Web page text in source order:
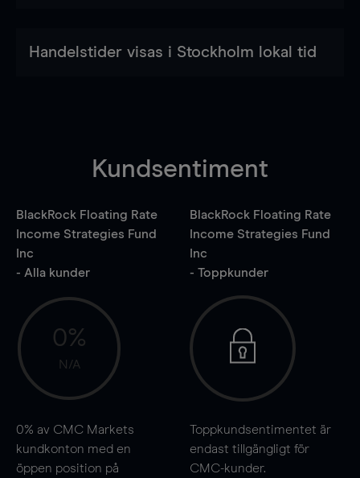
Handelstider visas i Stockholm lokal tid
Kundsentiment
BlackRock Floating Rate
Income Strategies Fund
Inc
- Alla kunder
0%
N/A
0% av CMC Markets
kundkonton med en
öppen position på
BlackRock Floating Rate
Income Strategies Fund
Inc
- Toppkunder
Toppkundsentimentet är
endast tillgängligt för
CMC-kunder.